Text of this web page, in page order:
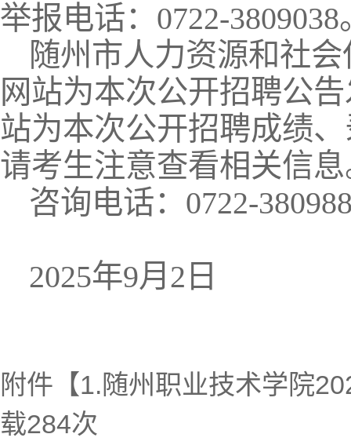
举报电话：0722-3809038
随州市人力资源和社
网站为本次公开招聘公
站为本次公开招聘成绩
请考生注意查看相关信
咨询电话：0722-
2025年9月2日
附件【1.随州职业技术学院
载284次